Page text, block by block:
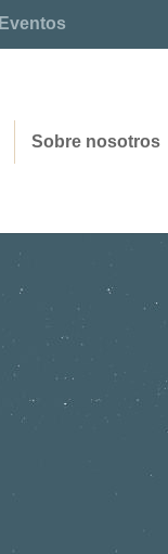
Eventos
Sobre nosotros